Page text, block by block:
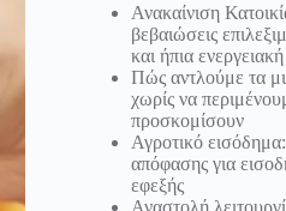
Ανακαίνιση
βεβαιώσεις
και ήπια
Πώς αντλούμε τα
χωρίς να
προσκομίσουν
Αγροτικό
απόφασης για
εφεξής
Αναστολή